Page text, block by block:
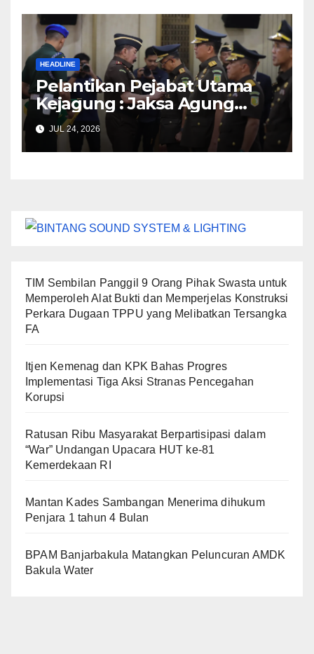
HEADLINE
Pelantikan Pejabat Utama
Kejagung : Jaksa Agung
Meminta Jampidsus Segera
Melakukan Konsolidasi
Internal, Mengembalikan
JUL 24, 2026
TIM Sembilan Panggil 9 Orang Pihak Swasta untuk
Memperoleh Alat Bukti dan Memperjelas Konstruksi
Perkara Dugaan TPPU yang Melibatkan Tersangka
FA
Itjen Kemenag dan KPK Bahas Progres
Implementasi Tiga Aksi Stranas Pencegahan
Korupsi
Ratusan Ribu Masyarakat Berpartisipasi dalam
“War” Undangan Upacara HUT ke-81
Kemerdekaan RI
Mantan Kades Sambangan Menerima dihukum
Penjara 1 tahun 4 Bulan
BPAM Banjarbakula Matangkan Peluncuran AMDK
Bakula Water